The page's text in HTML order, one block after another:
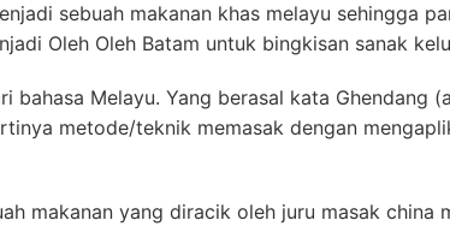
kami jual dan amat membikin ketagihan
seorang juru masak Luti Gendang Batam,